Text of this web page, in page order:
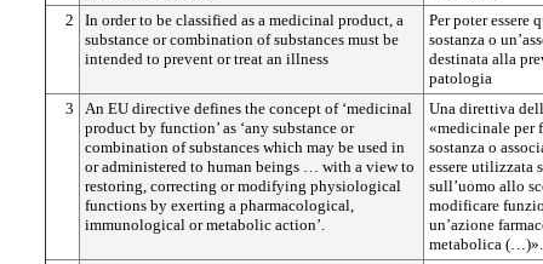
2
In order to be classified as a medicinal product, a
substance or combination of substances must be
intended to prevent or treat an illness
Per poter essere
sostanza o
destinata alla
patologia
3
An EU directive defines the concept of ‘medicinal
product by function’ as ‘any substance or
combination of substances which may be used in
or administered to human beings … with a view to
restoring, correcting or modifying physiological
functions by exerting a pharmacological,
immunological or metabolic action’.
Una direttiva
«medicinale per
sostanza o
essere utilizzata
sull’uomo allo
modificare
un’azione
metabolica (…)».